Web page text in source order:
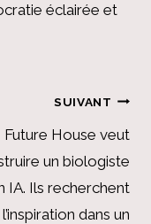
éclairée et
SUIVANT
Future House veut
un biologiste
IA. Ils recherchent
l’inspiration dans un